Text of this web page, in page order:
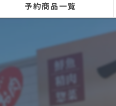
予約商品一覧